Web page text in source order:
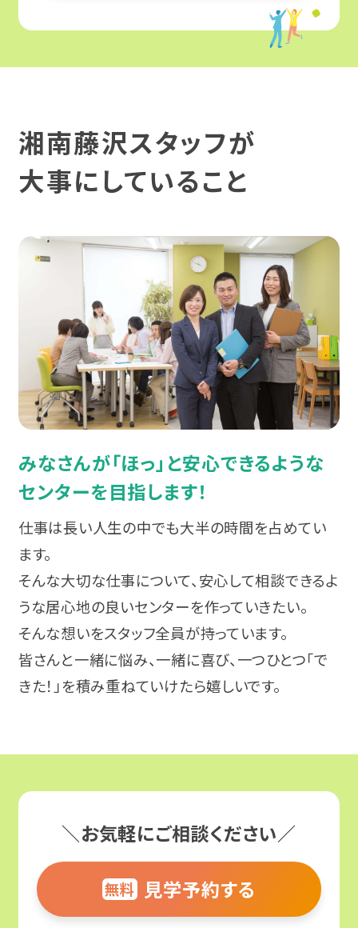
利用料金
利用手続き
広がる就労移行支援
職場定着支援
復職支援
相談支援
就労選択支援
就労支援実績
スタッフボイス
就職事例（障害別）
身体障害
難病
統合失調症
うつ病
双極性障害（双極症）
気分障害
強迫性障害（強迫症）
アルコール依存症
摂食障害
パーソナリティ障害（パーソナリティー症）
広汎性発達障害
アスペルガー症候群
宮城
福島
神奈川
埼玉
千葉
群馬
栃木
甲信越・北陸
新潟
東海
愛知
近畿
お役立ちコラム・イベント
発達障害と仕事
身体障害と仕事
知的障害と仕事
難病と仕事
制度について
相談会・イベントに参加する
ピックアップ情報
カテゴリーからイベントを探す
プログラム体験会
オンラインセミナー
ピアトーク
エリアからイベントを探す
北海道・東北
湘南藤沢スタッフが
大事にしていること
みなさんが「ほっ」と安心できるような
センターを目指します！
仕事は長い人生の中でも大半の時間を占めてい
ます。
そんな大切な仕事について、安心して相談できるよ
うな居心地の良いセンターを作っていきたい。
そんな想いをスタッフ全員が持っています。
皆さんと一緒に悩み、一緒に喜び、一つひとつ「で
きた！」を積み重ねていけたら嬉しいです。
＼お気軽にご相談ください／
無料 見学予約する